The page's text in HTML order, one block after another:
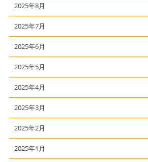
2025年8月
2025年7月
2025年6月
2025年5月
2025年4月
2025年3月
2025年2月
2025年1月